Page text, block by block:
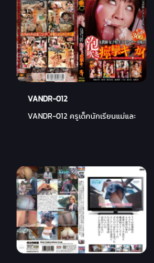
VANDR-012
VANDR-012 ครูเด็กนักเรียนแม่และลูกสา